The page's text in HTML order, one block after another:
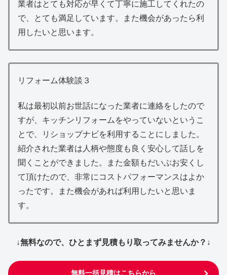
業者はとても対応が早くて丁寧に施工してくれたの
で、とても満足しています。また機会があったら利
用したいと思います。
リフォーム体験談３
私は最初以前お世話になった業者に連絡をしたので
すが、キッチンリフォームをやっていないというこ
とで、リショップナビを利用することにしました。
紹介された業者は人柄や態度も良く安心して話しを
聞くことができました。また金額もだいぶお安くし
て頂けたので、非常にコストパフォーマンスはよか
ったです。また機会があれば利用したいと思いま
す。
↓無料なので、ひとまず見積もり取ってみませんか？↓
無料一括見積はこちらから